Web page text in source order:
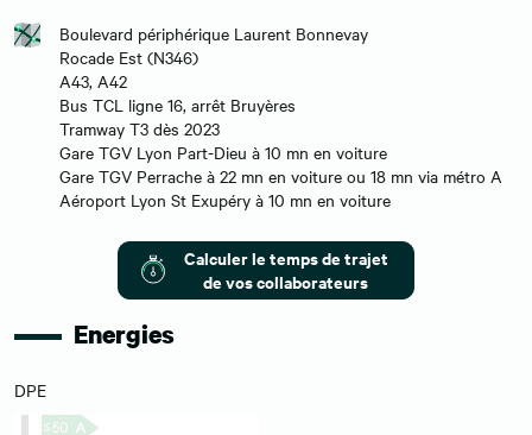
Boulevard périphérique Laurent Bonnevay
Rocade Est (N346)
A43, A42
Bus TCL ligne 16, arrêt Bruyères
Tramway T3 dès 2023
Gare TGV Lyon Part-Dieu à 10 mn en voiture
Gare TGV Perrache à 22 mn en voiture ou 18 mn via métro A
Aéroport Lyon St Exupéry à 10 mn en voiture
Calculer le temps de trajet
de vos collaborateurs
Energies
DPE